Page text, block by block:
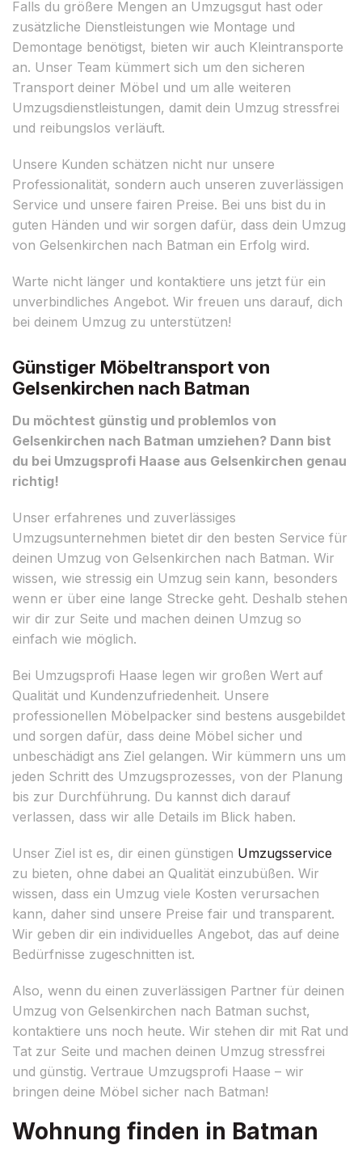
Falls du größere Mengen an Umzugsgut hast oder
zusätzliche Dienstleistungen wie Montage und
Demontage benötigst, bieten wir auch Kleintransporte
an. Unser Team kümmert sich um den sicheren
Transport deiner Möbel und um alle weiteren
Umzugsdienstleistungen, damit dein Umzug stressfrei
und reibungslos verläuft.
Unsere Kunden schätzen nicht nur unsere
Professionalität, sondern auch unseren zuverlässigen
Service und unsere fairen Preise. Bei uns bist du in
guten Händen und wir sorgen dafür, dass dein Umzug
von Gelsenkirchen nach Batman ein Erfolg wird.
Warte nicht länger und kontaktiere uns jetzt für ein
unverbindliches Angebot. Wir freuen uns darauf, dich
bei deinem Umzug zu unterstützen!
Günstiger Möbeltransport von
Gelsenkirchen nach Batman
Du möchtest günstig und problemlos von
Gelsenkirchen nach Batman umziehen? Dann bist
du bei Umzugsprofi Haase aus Gelsenkirchen genau
richtig!
Unser erfahrenes und zuverlässiges
Umzugsunternehmen bietet dir den besten Service für
deinen Umzug von Gelsenkirchen nach Batman. Wir
wissen, wie stressig ein Umzug sein kann, besonders
wenn er über eine lange Strecke geht. Deshalb stehen
wir dir zur Seite und machen deinen Umzug so
einfach wie möglich.
Bei Umzugsprofi Haase legen wir großen Wert auf
Qualität und Kundenzufriedenheit. Unsere
professionellen Möbelpacker sind bestens ausgebildet
und sorgen dafür, dass deine Möbel sicher und
unbeschädigt ans Ziel gelangen. Wir kümmern uns um
jeden Schritt des Umzugsprozesses, von der Planung
bis zur Durchführung. Du kannst dich darauf
verlassen, dass wir alle Details im Blick haben.
Unser Ziel ist es, dir einen günstigen Umzugsservice
zu bieten, ohne dabei an Qualität einzubüßen. Wir
wissen, dass ein Umzug viele Kosten verursachen
kann, daher sind unsere Preise fair und transparent.
Wir geben dir ein individuelles Angebot, das auf deine
Bedürfnisse zugeschnitten ist.
Also, wenn du einen zuverlässigen Partner für deinen
Umzug von Gelsenkirchen nach Batman suchst,
kontaktiere uns noch heute. Wir stehen dir mit Rat und
Tat zur Seite und machen deinen Umzug stressfrei
und günstig. Vertraue Umzugsprofi Haase – wir
bringen deine Möbel sicher nach Batman!
Wohnung finden in Batman